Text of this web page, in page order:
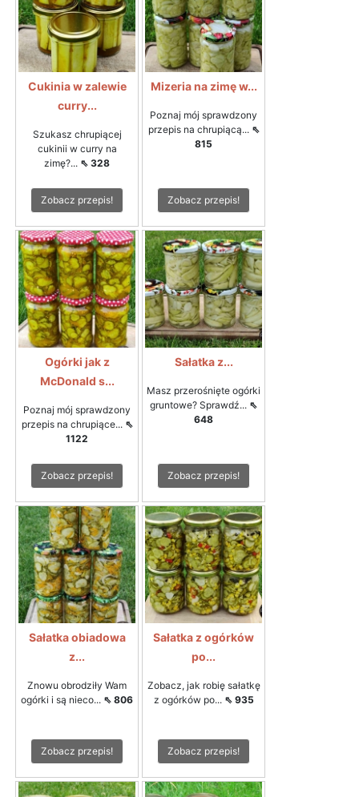
Cukinia w zalewie
curry...
Szukasz chrupiącej
cukinii w curry na
zimę?... ⇖ 328
Zobacz przepis!
Mizeria na zimę w...
Poznaj mój sprawdzony
przepis na chrupiącą... ⇖
815
Zobacz przepis!
Ogórki jak z
McDonald s...
Poznaj mój sprawdzony
przepis na chrupiące... ⇖
1122
Zobacz przepis!
Sałatka z...
Masz przerośnięte ogórki
gruntowe? Sprawdź... ⇖
648
Zobacz przepis!
Sałatka obiadowa
z...
Znowu obrodziły Wam
ogórki i są nieco... ⇖ 806
Zobacz przepis!
Sałatka z ogórków
po...
Zobacz, jak robię sałatkę
z ogórków po... ⇖ 935
Zobacz przepis!